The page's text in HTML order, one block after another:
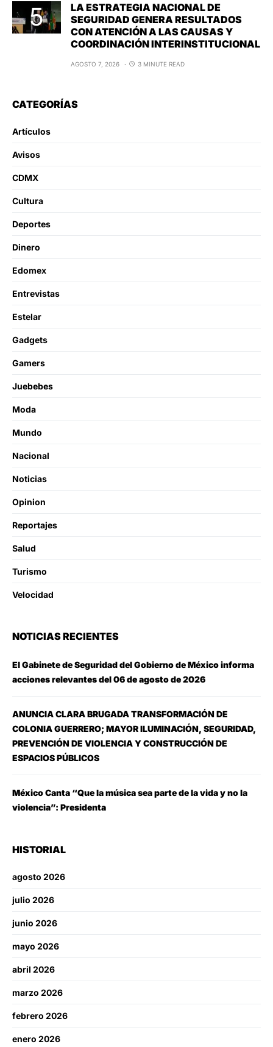
LA ESTRATEGIA NACIONAL DE
SEGURIDAD GENERA RESULTADOS
CON ATENCIÓN A LAS CAUSAS Y
COORDINACIÓN INTERINSTITUCIONAL
AGOSTO 7, 2026 3 MINUTE READ
CATEGORÍAS
Artículos
Avisos
CDMX
Cultura
Deportes
Dinero
Edomex
Entrevistas
Estelar
Gadgets
Gamers
Juebebes
Moda
Mundo
Nacional
Noticias
Opinion
Reportajes
Salud
Turismo
Velocidad
NOTICIAS RECIENTES
El Gabinete de Seguridad del Gobierno de México informa
acciones relevantes del 06 de agosto de 2026
ANUNCIA CLARA BRUGADA TRANSFORMACIÓN DE
COLONIA GUERRERO; MAYOR ILUMINACIÓN, SEGURIDAD,
PREVENCIÓN DE VIOLENCIA Y CONSTRUCCIÓN DE
ESPACIOS PÚBLICOS
México Canta “Que la música sea parte de la vida y no la
violencia”: Presidenta
HISTORIAL
agosto 2026
julio 2026
junio 2026
mayo 2026
abril 2026
marzo 2026
febrero 2026
enero 2026